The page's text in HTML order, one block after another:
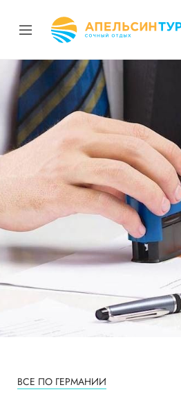
ВСЕ ПО ГЕРМАНИИ